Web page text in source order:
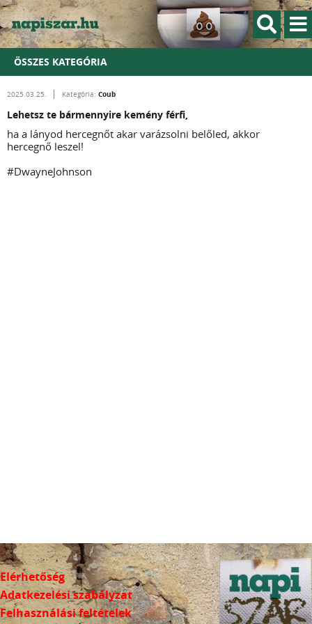
ÖSSZES KATEGÓRIA
2025.03.25. Kategória: Coub
Lehetsz te bármennyire kemény férfi,
ha a lányod hercegnőt akar varázsolni belőled, akkor
hercegnő leszel!
#DwayneJohnson
Elérhetőség
Adatkezelési szabályzat
Felhasználási feltételek